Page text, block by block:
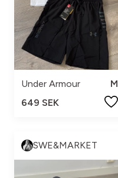
Under Armour
M
649 SEK
SWE&MARKET